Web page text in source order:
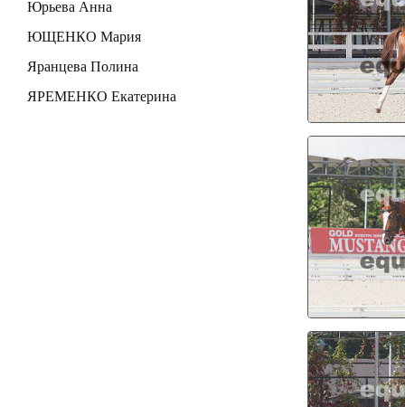
Юрьева Анна
ЮЩЕНКО Мария
Яранцева Полина
ЯРЕМЕНКО Екатерина